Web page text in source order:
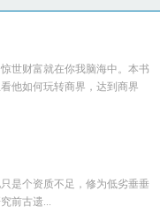
世财富就在你我脑海中。本书
他如何玩转商界，达到商界
是个资质不足，修为低劣垂垂
前古遗...